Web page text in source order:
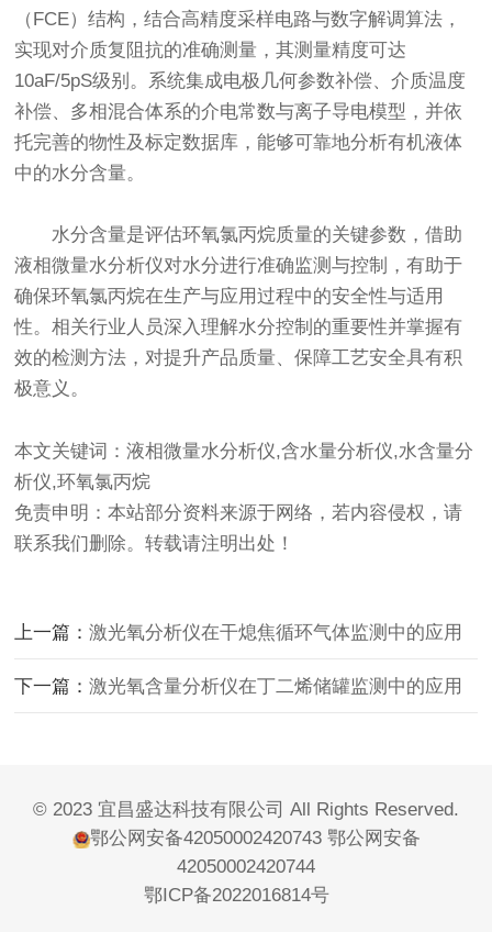
（FCE）结构，结合高精度采样电路与数字解调算法，
实现对介质复阻抗的准确测量，其测量精度可达
10aF/5pS级别。系统集成电极几何参数补偿、介质温度
补偿、多相混合体系的介电常数与离子导电模型，并依
托完善的物性及标定数据库，能够可靠地分析有机液体
中的水分含量。
水分含量是评估环氧氯丙烷质量的关键参数，借助
液相微量水分析仪对水分进行准确监测与控制，有助于
确保环氧氯丙烷在生产与应用过程中的安全性与适用
性。相关行业人员深入理解水分控制的重要性并掌握有
效的检测方法，对提升产品质量、保障工艺安全具有积
极意义。
本文关键词：液相微量水分析仪,含水量分析仪,水含量分
析仪,环氧氯丙烷
免责申明：本站部分资料来源于网络，若内容侵权，请
联系我们删除。转载请注明出处！
上一篇：激光氧分析仪在干熄焦循环气体监测中的应用
下一篇：激光氧含量分析仪在丁二烯储罐监测中的应用
© 2023 宜昌盛达科技有限公司 All Rights Reserved.
鄂公网安备42050002420743 鄂公网安备
42050002420744
鄂ICP备2022016814号